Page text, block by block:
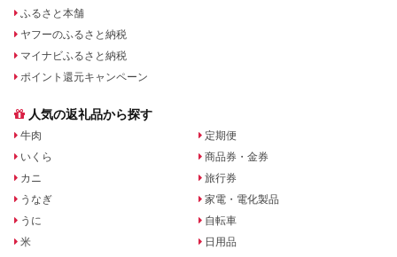
ふるさと本舗
ヤフーのふるさと納税
マイナビふるさと納税
ポイント還元キャンペーン
人気の返礼品から探す
牛肉
いくら
カニ
うなぎ
うに
米
定期便
商品券・金券
旅行券
家電・電化製品
自転車
日用品